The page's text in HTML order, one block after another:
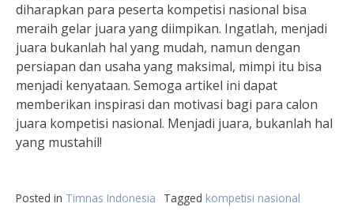
diharapkan para peserta kompetisi nasional bisa
meraih gelar juara yang diimpikan. Ingatlah, menjadi
juara bukanlah hal yang mudah, namun dengan
persiapan dan usaha yang maksimal, mimpi itu bisa
menjadi kenyataan. Semoga artikel ini dapat
memberikan inspirasi dan motivasi bagi para calon
juara kompetisi nasional. Menjadi juara, bukanlah hal
yang mustahil!
Posted in Timnas Indonesia Tagged kompetisi nasional